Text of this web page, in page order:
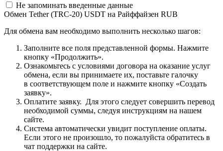
Не запоминать введенные данные
Обмен Tether (TRC-20) USDT на Райффайзен RUB
Для обмена вам необходимо выполнить несколько шагов:
Заполните все поля представленной формы. Нажмите
кнопку «Продолжить».
Ознакомьтесь с условиями договора на оказание услуг
обмена, если вы принимаете их, поставьте галочку
в соответствующем поле и нажмите кнопку «Создать
заявку».
Оплатите заявку. Для этого следует совершить перевод
необходимой суммы, следуя инструкциям на нашем
сайте.
Система автоматически увидит поступление оплаты.
Если этого не произошло, то пожалуйста обратитесь в
чат поддержки на сайте.